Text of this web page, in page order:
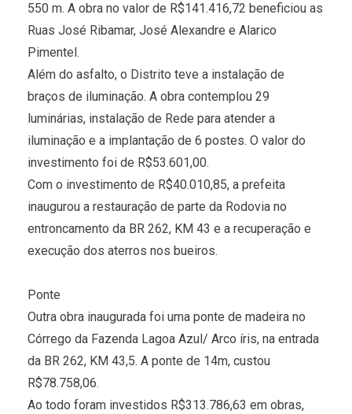
550 m. A obra no valor de R$141.416,72 beneficiou as
Ruas José Ribamar, José Alexandre e Alarico
Pimentel.
Além do asfalto, o Distrito teve a instalação de
braços de iluminação. A obra contemplou 29
luminárias, instalação de Rede para atender a
iluminação e a implantação de 6 postes. O valor do
investimento foi de R$53.601,00.
Com o investimento de R$40.010,85, a prefeita
inaugurou a restauração de parte da Rodovia no
entroncamento da BR 262, KM 43 e a recuperação e
execução dos aterros nos bueiros.
Ponte
Outra obra inaugurada foi uma ponte de madeira no
Córrego da Fazenda Lagoa Azul/ Arco íris, na entrada
da BR 262, KM 43,5. A ponte de 14m, custou
R$78.758,06.
Ao todo foram investidos R$313.786,63 em obras,